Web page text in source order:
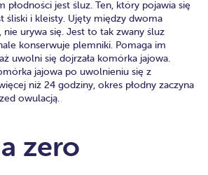
płodności jest śluz. Ten, który pojawia się
śliski i kleisty. Ujęty między dwoma
urywa się. Jest to tak zwany śluz
konserwuje plemniki. Pomaga im
uwolni się dojrzała komórka jajowa.
jajowa po uwolnieniu się z
niż 24 godziny, okres płodny zaczyna
owulacją.
zero